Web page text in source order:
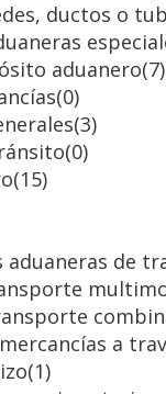
ductos o
aduanero(7)
(0)
(3)
(0)
(15)
aduaneras de
a
(1)